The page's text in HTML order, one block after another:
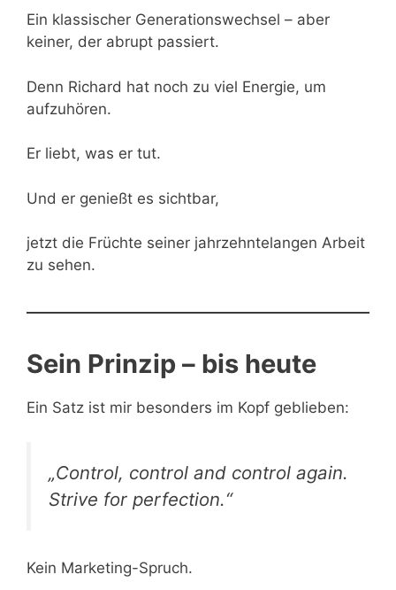
Ein klassischer Generationswechsel – aber
keiner, der abrupt passiert.
Denn Richard hat noch zu viel Energie, um
aufzuhören.
Er liebt, was er tut.
Und er genießt es sichtbar,
jetzt die Früchte seiner jahrzehntelangen Arbeit
zu sehen.
Sein Prinzip – bis heute
Ein Satz ist mir besonders im Kopf geblieben:
„Control, control and control again.
Strive for perfection.“
Kein Marketing-Spruch.